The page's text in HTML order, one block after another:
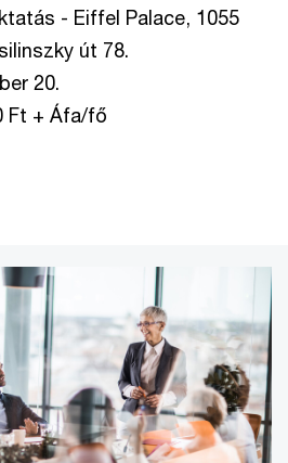
- Eiffel Palace, 1055
út 78.
20.
Ft + Áfa/fő